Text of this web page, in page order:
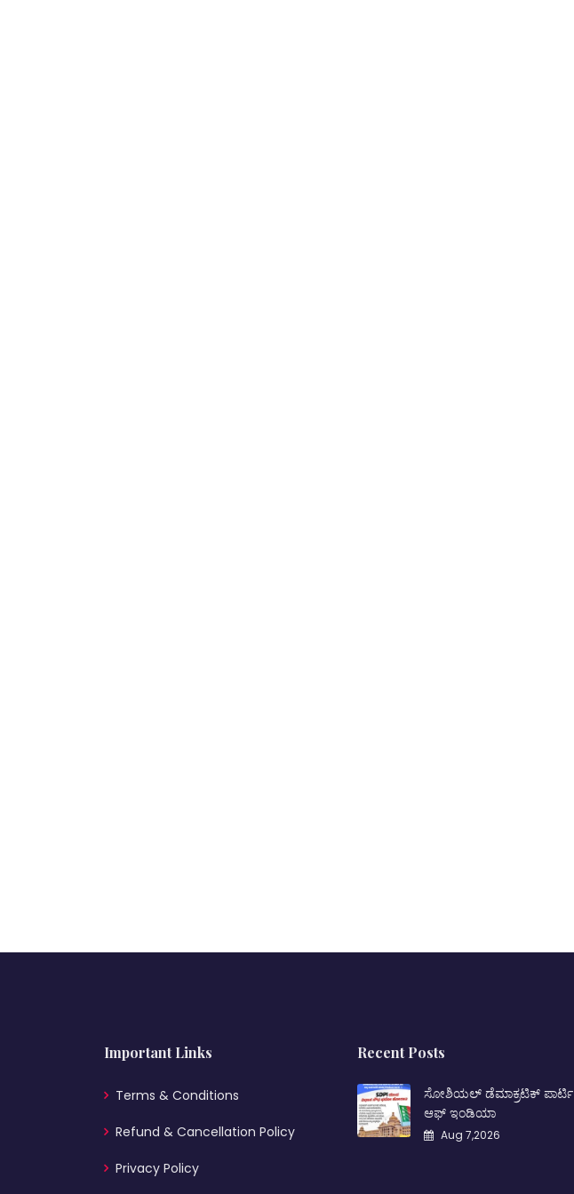
Important Links
Terms & Conditions
Refund & Cancellation Policy
Privacy Policy
Recent Posts
ಸೋಶಿಯಲ್ ಡೆಮಾಕ್ರಟಿಕ್ ಪಾರ್ಟಿ
ಆಫ್ ಇಂಡಿಯಾ
Aug 7,2026